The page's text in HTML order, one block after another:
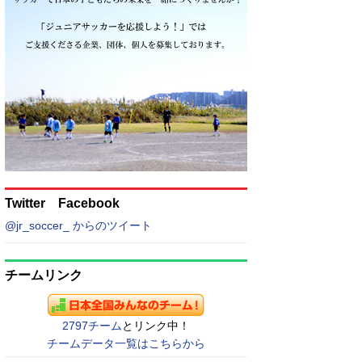
Twitter Facebook
@jr_soccer_ からのツイート
チームリンク
2797チーム とリンク中！
チームデータ一覧はこちらから